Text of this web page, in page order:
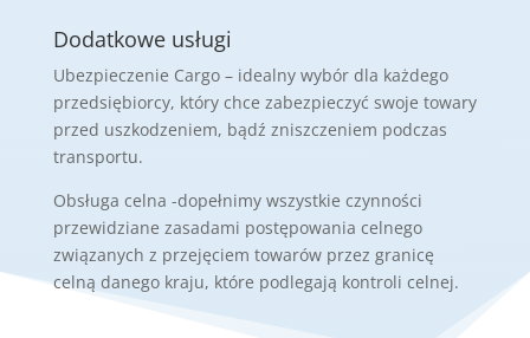
Dodatkowe usługi
Ubezpieczenie Cargo – idealny wybór dla każdego
przedsiębiorcy, który chce zabezpieczyć swoje towary
przed uszkodzeniem, bądź zniszczeniem podczas
transportu.
Obsługa celna -dopełnimy wszystkie czynności
przewidziane zasadami postępowania celnego
związanych z przejęciem towarów przez granicę
celną danego kraju, które podlegają kontroli celnej.